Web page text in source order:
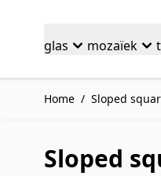
glas mozaïek
Home / Sloped
Sloped